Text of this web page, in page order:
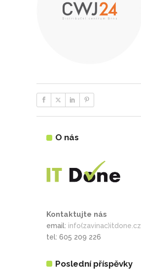
O nás
Kontaktujte nás
email: info(zavinac)itdone.cz
tel: 605 209 226
Poslední příspěvky